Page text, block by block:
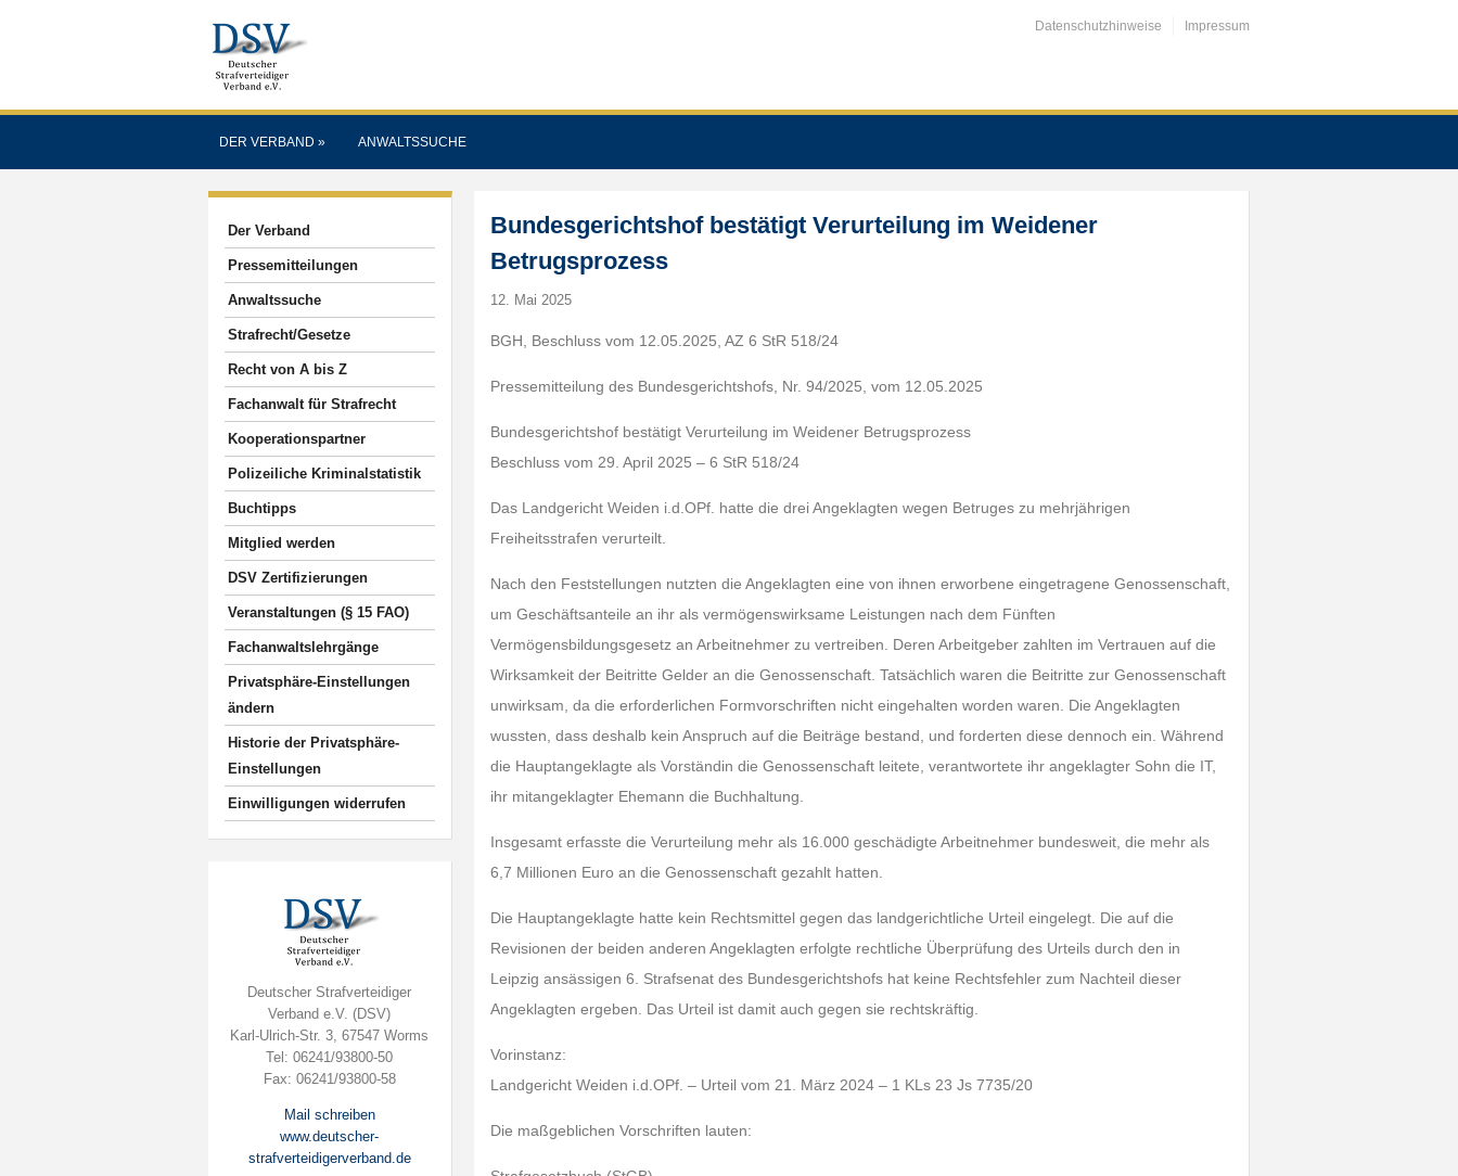
Datenschutzhinweise Impressum
DER VERBAND » ANWALTSSUCHE
Der Verband
Pressemitteilungen
Anwaltssuche
Strafrecht/Gesetze
Recht von A bis Z
Fachanwalt für Strafrecht
Kooperationspartner
Polizeiliche Kriminalstatistik
Buchtipps
Mitglied werden
DSV Zertifizierungen
Veranstaltungen (§ 15 FAO)
Fachanwaltslehrgänge
Privatsphäre-Einstellungen
ändern
Historie der Privatsphäre-
Einstellungen
Einwilligungen widerrufen
Deutscher Strafverteidiger
Verband e.V. (DSV)
Karl-Ulrich-Str. 3, 67547 Worms
Tel: 06241/93800-50
Fax: 06241/93800-58
Mail schreiben
www.deutscher-
strafverteidigerverband.de
Bundesgerichtshof bestätigt Verurteilung im Weidener
Betrugsprozess
12. Mai 2025
BGH, Beschluss vom 12.05.2025, AZ 6 StR 518/24
Pressemitteilung des Bundesgerichtshofs, Nr. 94/2025, vom 12.05.2025
Bundesgerichtshof bestätigt Verurteilung im Weidener Betrugsprozess
Beschluss vom 29. April 2025 – 6 StR 518/24
Das Landgericht Weiden i.d.OPf. hatte die drei Angeklagten wegen Betruges zu mehrjährigen
Freiheitsstrafen verurteilt.
Nach den Feststellungen nutzten die Angeklagten eine von ihnen erworbene eingetragene Genossenschaft,
um Geschäftsanteile an ihr als vermögenswirksame Leistungen nach dem Fünften
Vermögensbildungsgesetz an Arbeitnehmer zu vertreiben. Deren Arbeitgeber zahlten im Vertrauen auf die
Wirksamkeit der Beitritte Gelder an die Genossenschaft. Tatsächlich waren die Beitritte zur Genossenschaft
unwirksam, da die erforderlichen Formvorschriften nicht eingehalten worden waren. Die Angeklagten
wussten, dass deshalb kein Anspruch auf die Beiträge bestand, und forderten diese dennoch ein. Während
die Hauptangeklagte als Vorständin die Genossenschaft leitete, verantwortete ihr angeklagter Sohn die IT,
ihr mitangeklagter Ehemann die Buchhaltung.
Insgesamt erfasste die Verurteilung mehr als 16.000 geschädigte Arbeitnehmer bundesweit, die mehr als
6,7 Millionen Euro an die Genossenschaft gezahlt hatten.
Die Hauptangeklagte hatte kein Rechtsmittel gegen das landgerichtliche Urteil eingelegt. Die auf die
Revisionen der beiden anderen Angeklagten erfolgte rechtliche Überprüfung des Urteils durch den in
Leipzig ansässigen 6. Strafsenat des Bundesgerichtshofs hat keine Rechtsfehler zum Nachteil dieser
Angeklagten ergeben. Das Urteil ist damit auch gegen sie rechtskräftig.
Vorinstanz:
Landgericht Weiden i.d.OPf. – Urteil vom 21. März 2024 – 1 KLs 23 Js 7735/20
Die maßgeblichen Vorschriften lauten: